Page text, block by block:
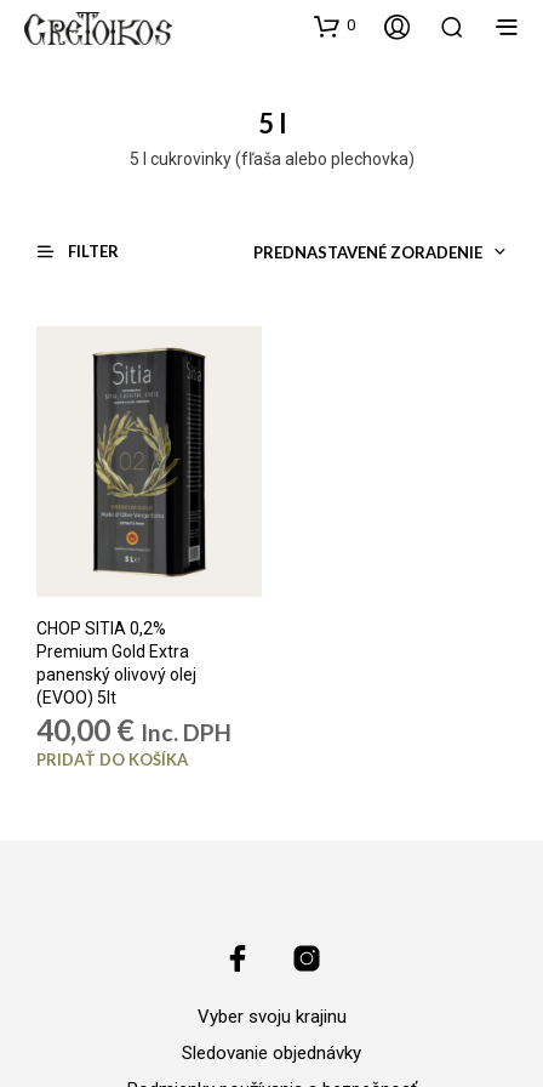
0
5 l
5 l cukrovinky (fľaša alebo plechovka)
FILTER PREDNASTAVENÉ ZORADENIE
CHOP SITIA 0,2%
Premium Gold Extra
panenský olivový olej
(EVOO) 5lt
40,00 € Inc. DPH
PRIDAŤ DO KOŠÍKA
Vyber svoju krajinu
Sledovanie objednávky